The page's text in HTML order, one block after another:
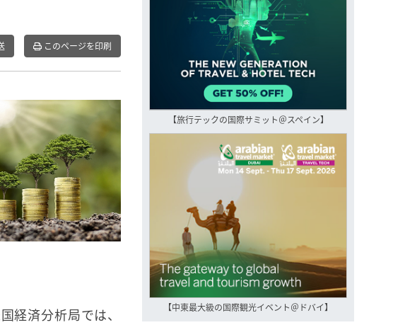
このページを印刷
経済分析局では、
【旅行テックの国際サミット＠スペイン】
【中東最大級の国際観光イベント＠ドバイ】